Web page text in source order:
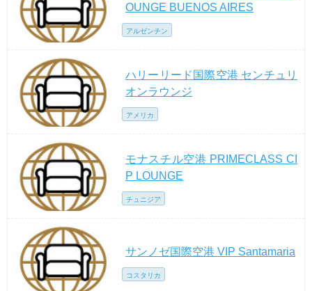
OUNGE BUENOS AIRES
アルゼンチン
ハリーリード国際空港 センチュリ
オンラウンジ
アメリカ
モナスチル空港 PRIMECLASS CI
P LOUNGE
チュニジア
サンノゼ国際空港 VIP Santamaria
コスタリカ